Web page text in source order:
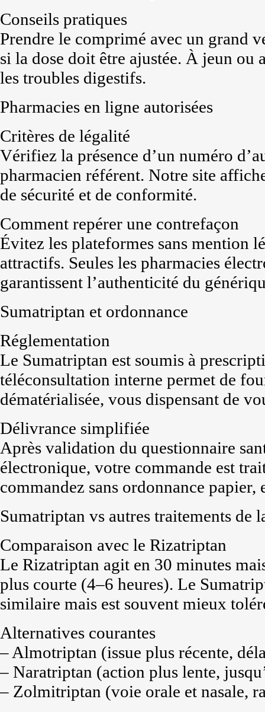
Conseils pratiques
Prendre le comprimé avec un grand
si la dose doit être ajustée. À jeun ou
les troubles digestifs.
Pharmacies en ligne autorisées
Critères de légalité
Vérifiez la présence d’un numéro
pharmacien référent. Notre site
de sécurité et de conformité.
Comment repérer une contrefaçon
Évitez les plateformes sans mention
attractifs. Seules les pharmacies
garantissent l’authenticité du
Sumatriptan et ordonnance
Réglementation
Le Sumatriptan est soumis à
téléconsultation interne permet de
dématérialisée, vous dispensant de
Délivrance simplifiée
Après validation du questionnaire
électronique, votre commande est
commandez sans ordonnance
Sumatriptan vs autres traitements de
Comparaison avec le Rizatriptan
Le Rizatriptan agit en 30 minutes
plus courte (4–6 heures). Le
similaire mais est souvent mieux
Alternatives courantes
– Almotriptan (issue plus récente,
– Naratriptan (action plus lente,
– Zolmitriptan (voie orale et nasale,